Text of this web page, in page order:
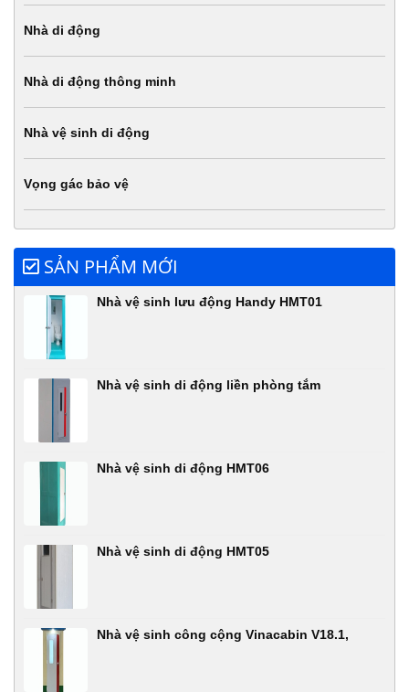
Nhà di động
Nhà di động thông minh
Nhà vệ sinh di động
Vọng gác bảo vệ
SẢN PHẨM MỚI
Nhà vệ sinh lưu động Handy HMT01
Nhà vệ sinh di động liền phòng tắm
Nhà vệ sinh di động HMT06
Nhà vệ sinh di động HMT05
Nhà vệ sinh công cộng Vinacabin V18.1,